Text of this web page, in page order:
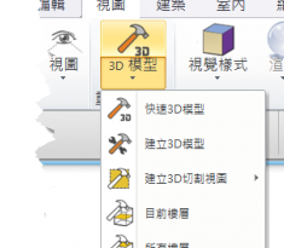
方
式,
人
人
都
能